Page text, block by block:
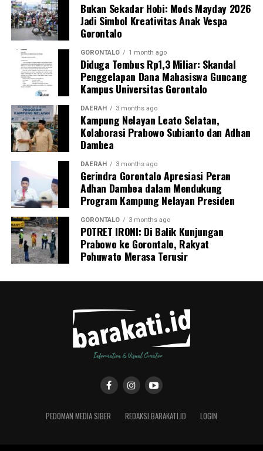
active case findingTBC yang dicanangkan pemerintah.
Sinergi multisektor antara perguruan tinggi, dinas
kesehatan, puskesmas, dan pemerintah desa seperti
inilah yang menjadi kunci sukses pembentukan
masyarakat sadar sehat,” jelas Dr. Vivien.
Masyarakat Desa Luwoo menyambut antusias agenda
terpadu ini. Ratusan warga memanfaatkan layanan
pemeriksaan kesehatan gratis sekaligus berkonsultasi
mengenai pola hidup bersih dan sehat (PHBS)
pencegahan tuberkulosis.
Bukan Sekadar Hobi: Mods Mayday 2026
Jadi Simbol Kreativitas Anak Vespa
Gorontalo
GORONTALO 1 month ago
Diduga Tembus Rp1,3 Miliar: Skandal
Penggelapan Dana Mahasiswa Guncang
Kampus Universitas Gorontalo
DAERAH 3 months ago
Kampung Nelayan Leato Selatan,
Kolaborasi Prabowo Subianto dan Adhan
Dambea
DAERAH 3 months ago
Gerindra Gorontalo Apresiasi Peran
Adhan Dambea dalam Mendukung
Program Kampung Nelayan Presiden
GORONTALO 3 months ago
POTRET IRONI: Di Balik Kunjungan
Prabowo ke Gorontalo, Rakyat
Pohuwato Merasa Terusir
PEDOMAN MEDIA SIBER REDAKSI BARAKATI.ID LOGIN